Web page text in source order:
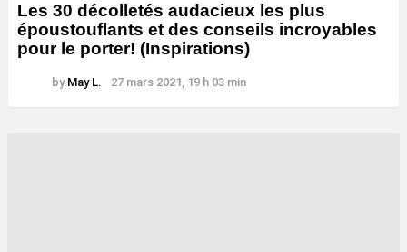
Les 30 décolletés audacieux les plus
époustouflants et des conseils incroyables
pour le porter! (Inspirations)
by May L. 27 mars 2021, 19 h 03 min